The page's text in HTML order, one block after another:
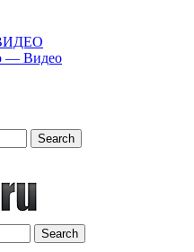
— Видео
Search
Search